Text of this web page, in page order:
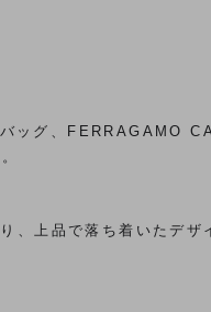
ッグ、FERRAGAMO
上品で落ち着いたデザ